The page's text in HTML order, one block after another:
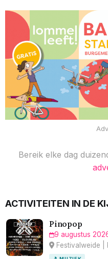
Bereik elke dag
ACTIVITEITEN IN DE
Pinopop
9 augustus
Festivalweide |